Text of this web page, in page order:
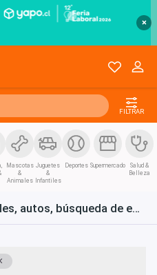
×
FILTRAR
Mascotas
&
Animales
Juguetes
&
Infantiles
Deportes Supermercado
Salud &
Belleza
Venta y arriendo de inmuebles, autos, búsqueda de empleo y bienes de consumo en Chile